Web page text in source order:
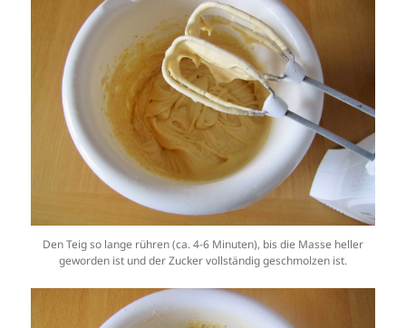
Den Teig so lange rühren (ca. 4-6 Minuten), bis die Masse heller
geworden ist und der Zucker vollständig geschmolzen ist.